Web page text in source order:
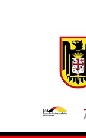
Useful
Links